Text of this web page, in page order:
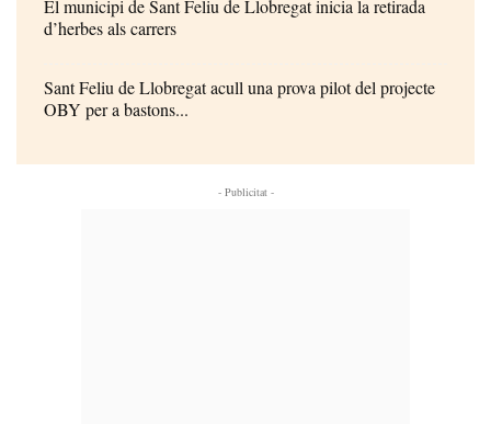
El municipi de Sant Feliu de Llobregat inicia la retirada
d’herbes als carrers
Sant Feliu de Llobregat acull una prova pilot del projecte
OBY per a bastons...
- Publicitat -